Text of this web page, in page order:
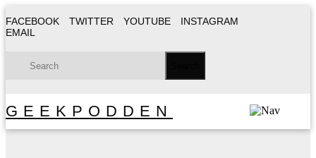
FACEBOOK TWITTER YOUTUBE
INSTAGRAM
EMAIL
GEEKPODDEN